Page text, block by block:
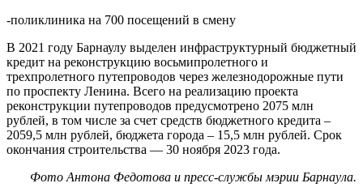
-поликлиника на 700 посещений в смену
В 2021 году Барнаулу выделен инфраструктурный бюджетный
кредит на реконструкцию восьмипролетного и
трехпролетного путепроводов через железнодорожные пути
по проспекту Ленина. Всего на реализацию проекта
реконструкции путепроводов предусмотрено 2075 млн
рублей, в том числе за счет средств бюджетного кредита –
2059,5 млн рублей, бюджета города – 15,5 млн рублей. Срок
окончания строительства — 30 ноября 2023 года.
Фото Антона Федотова и пресс-службы мэрии Барнаула.